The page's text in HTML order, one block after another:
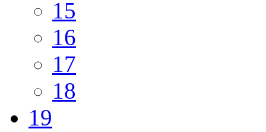
15
16
17
18
19